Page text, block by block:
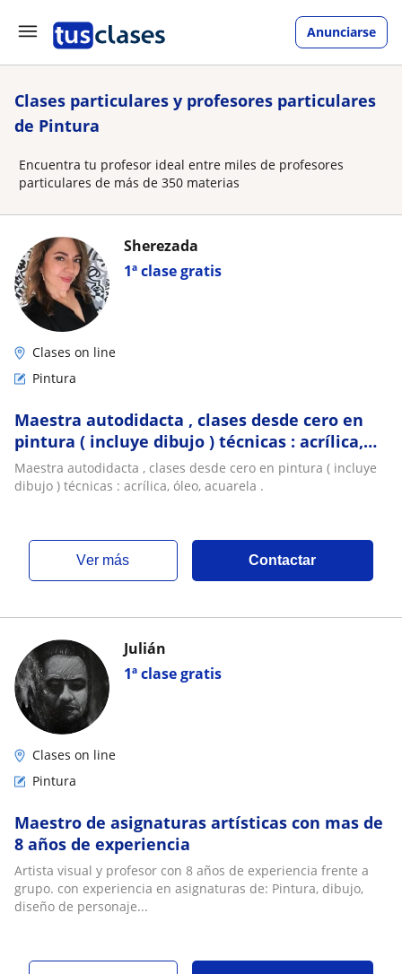
Anunciarse
Clases particulares y profesores particulares
de Pintura
Encuentra tu profesor ideal entre miles de profesores
particulares de más de 350 materias
1ª clase gratis
Sherezada
Clases on line
Pintura
Maestra autodidacta , clases desde cero en
pintura ( incluye dibujo ) técnicas : acrílica,
óleo, acuarela
Maestra autodidacta , clases desde cero en pintura ( incluye
dibujo ) técnicas : acrílica, óleo, acuarela .
ver más Contactar
1ª clase gratis
Julián
Clases on line
Pintura
Maestro de asignaturas artísticas con mas de
8 años de experiencia
Artista visual y profesor con 8 años de experiencia frente a
grupo. con experiencia en asignaturas de: Pintura, dibujo,
diseño de personaje...